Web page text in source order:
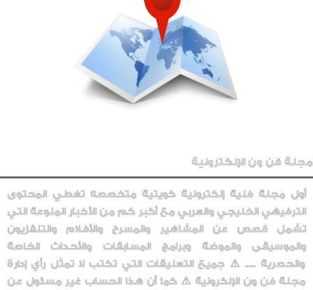
مجلة فن ون الإلكترونية
أول مجلة فنية إلكترونية كويتية متخصصه تغطي المحتوى
الترفيهي الخليجي والعربي مع أكبر كم من الأخبار المنوعة التي
تشمل قصص عن المشاهير والمسرح والأفلام والتلفزيون
والموسيقى والموضة وبرامج المسابقات والأحداث الخاصة
والحصرية ..... ⚠️ جميع التعليقات التي تكتب لا تمثل رأي إدارة
مجلة فن ون الإلكرونية ⚠️ كما أن هذا الحساب غير مسئول عن